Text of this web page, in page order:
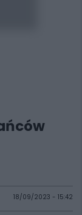
18/09/2023 - 15:42